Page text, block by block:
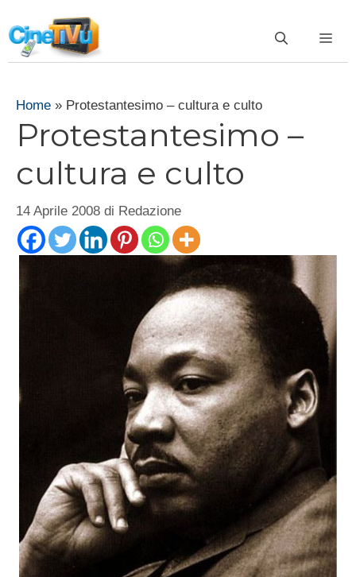
al
contenuto
Home » Protestantesimo – cultura e culto
Protestantesimo –
cultura e culto
14 Aprile 2008 di Redazione